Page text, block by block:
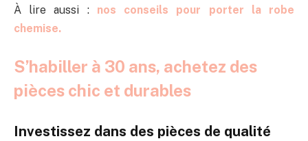
À lire aussi : nos conseils pour porter la robe
chemise.
S’habiller à 30 ans, achetez des
pièces chic et durables
Investissez dans des pièces de qualité